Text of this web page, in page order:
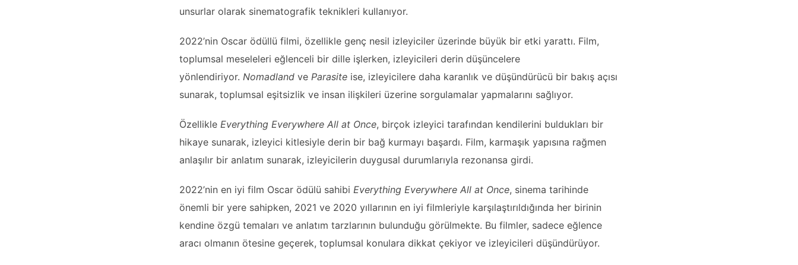
unsurlar olarak sinematografik teknikleri kullanıyor.
2022’nin Oscar ödüllü filmi, özellikle genç nesil izleyiciler üzerinde büyük bir etki yarattı. Film,
toplumsal meseleleri eğlenceli bir dille işlerken, izleyicileri derin düşüncelere
yönlendiriyor. Nomadland ve Parasite ise, izleyicilere daha karanlık ve düşündürücü bir bakış açısı
sunarak, toplumsal eşitsizlik ve insan ilişkileri üzerine sorgulamalar yapmalarını sağlıyor.
Özellikle Everything Everywhere All at Once, birçok izleyici tarafından kendilerini buldukları bir
hikaye sunarak, izleyici kitlesiyle derin bir bağ kurmayı başardı. Film, karmaşık yapısına rağmen
anlaşılır bir anlatım sunarak, izleyicilerin duygusal durumlarıyla rezonansa girdi.
2022’nin en iyi film Oscar ödülü sahibi Everything Everywhere All at Once, sinema tarihinde
önemli bir yere sahipken, 2021 ve 2020 yıllarının en iyi filmleriyle karşılaştırıldığında her birinin
kendine özgü temaları ve anlatım tarzlarının bulunduğu görülmekte. Bu filmler, sadece eğlence
aracı olmanın ötesine geçerek, toplumsal konulara dikkat çekiyor ve izleyicileri düşündürüyor.